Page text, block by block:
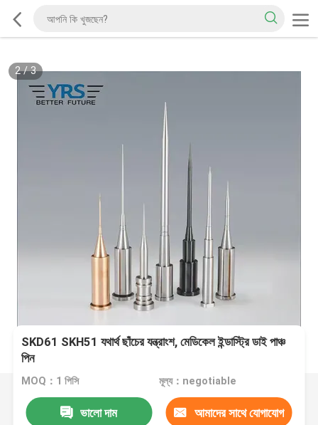
2/3
SKD61 SKH51 যথার্থ ছাঁচের যন্ত্রাংশ, মেডিকেল ইন্ডাস্ট্রি ডাই পাঞ্চ
পিন
MOQ：1 পিসি মূল্য：negotiable
ভালো দাম আমাদের সাথে যোগাযোগ